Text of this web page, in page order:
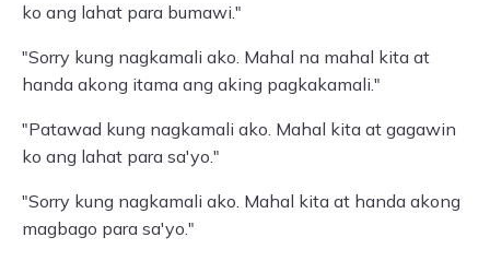
ko ang lahat para bumawi."
"Sorry kung nagkamali ako. Mahal na mahal kita at
handa akong itama ang aking pagkakamali."
"Patawad kung nagkamali ako. Mahal kita at gagawin
ko ang lahat para sa'yo."
"Sorry kung nagkamali ako. Mahal kita at handa akong
magbago para sa'yo."